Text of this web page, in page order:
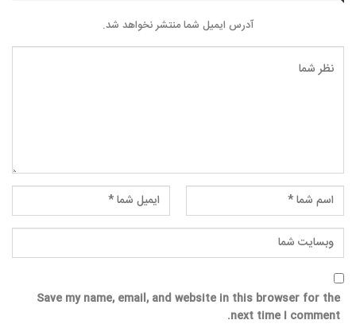
آدرس ایمیل شما منتشر نخواهد شد.
Save my name, email, and website in this browser for the
next time I comment.